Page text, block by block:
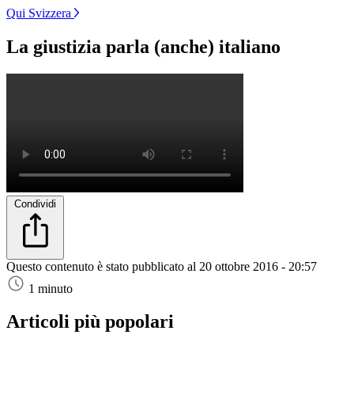
Qui Svizzera
La giustizia parla (anche) italiano
Condividi
Questo contenuto è stato pubblicato al 20 ottobre 2016 - 20:57
1 minuto
Articoli più popolari